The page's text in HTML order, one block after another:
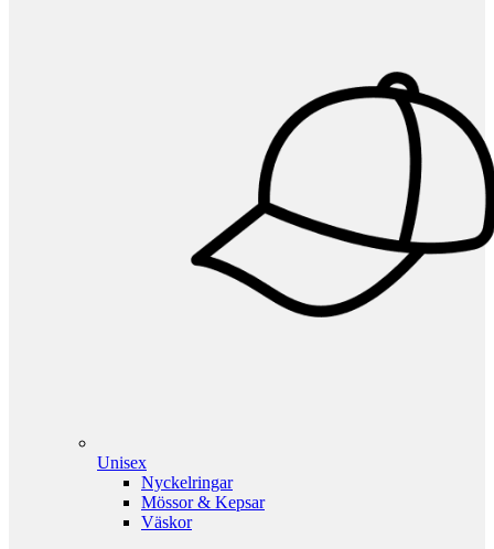
Unisex
Nyckelringar
Mössor & Kepsar
Väskor